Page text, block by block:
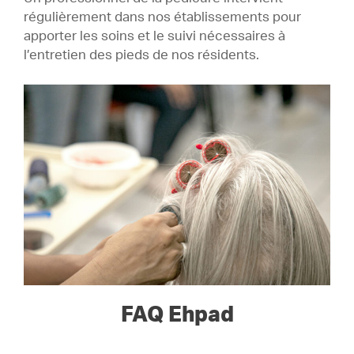
régulièrement dans nos établissements pour
apporter les soins et le suivi nécessaires à
l’entretien des pieds de nos résidents.
FAQ Ehpad